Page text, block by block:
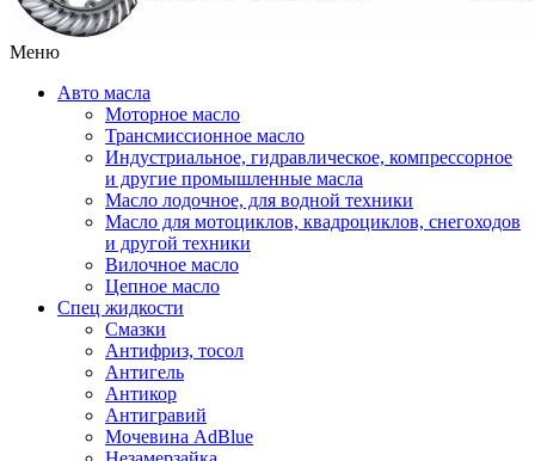
Меню
Авто масла
Моторное масло
Трансмиссионное масло
Индустриальное, гидравлическое, компрессорное
и другие промышленные масла
Масло лодочное, для водной техники
Масло для мотоциклов, квадроциклов, снегоходов
и другой техники
Вилочное масло
Цепное масло
Спец жидкости
Смазки
Антифриз, тосол
Антигель
Антикор
Антигравий
Мочевина AdBlue